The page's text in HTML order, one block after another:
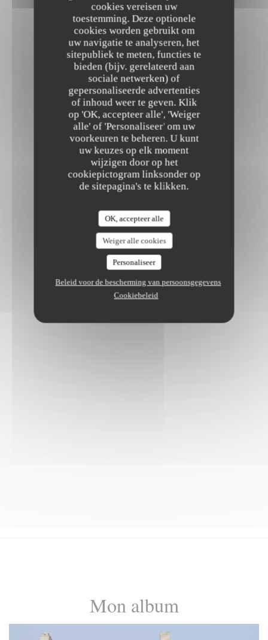
cookies vereisen uw
toestemming. Deze optionele
cookies worden gebruikt om
uw navigatie te analyseren, het
sitepubliek te meten, functies te
bieden (bijv. gerelateerd aan
sociale netwerken) of
gepersonaliseerde advertenties
of inhoud weer te geven. Klik
op 'OK, accepteer alle', 'Weiger
alle' of 'Personaliseer' om uw
voorkeuren te beheren. U kunt
uw keuzes op elk moment
wijzigen door op het
cookiepictogram linksonder op
de sitepagina's te klikken.
OK, accepteer alle
Weiger alle cookies
Personaliseer
Beleid voor de bescherming van persoonsgegevens
Cookiebeleid
Mon album